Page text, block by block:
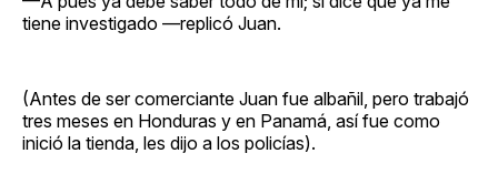
tiene investigado —replicó Juan.
(Antes de ser comerciante Juan fue albañil, pero trabajó
tres meses en Honduras y en Panamá, así fue como
inició la tienda, les dijo a los policías).